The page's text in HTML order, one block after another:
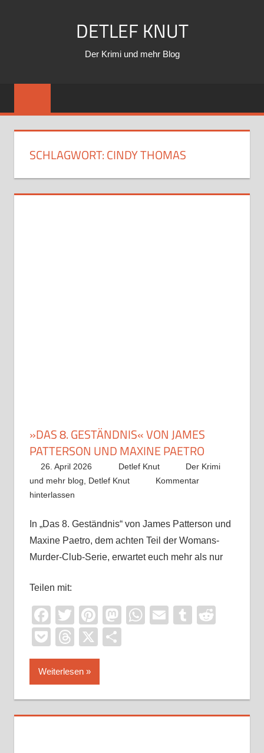
DETLEF KNUT
Der Krimi und mehr Blog
SCHLAGWORT:CINDY THOMAS
»DAS 8. GESTÄNDNIS« VON JAMES
PATTERSON UND MAXINE PAETRO
26. April 2026 Detlef Knut
Der Krimi
und mehr blog
Detlef Knut
Kommentar
hinterlassen
In „Das 8. Geständnis“ von James Patterson und
Maxine Paetro, dem achten Teil der Womans-
Murder-Club-Serie, erwartet euch mehr als nur
Teilen mit:
Facebook
TwitterPinterest
Mastodon
WhatsApp
EmailTumblr
PocketThreads
X
Weiterlesen